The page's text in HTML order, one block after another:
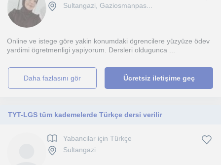
Sultangazi, Gaziosmanpas...
Online ve istege göre yakin konumdaki ögrencilere yüzyüze ödev
yardimi ögretmenligi yapiyorum. Dersleri oldugunca ...
daha fazlasını gör Ücretsiz iletişime geç
TYT-LGS tüm kademelerde Türkçe dersi verilir
Yabancilar için Türkçe
Sultangazi